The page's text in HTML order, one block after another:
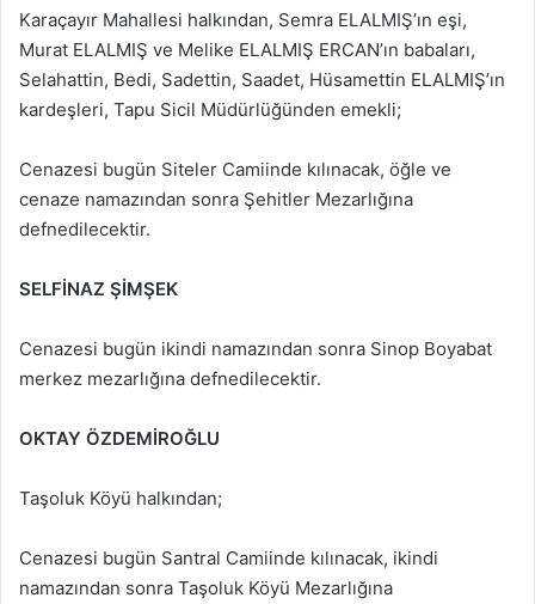
Karaçayır Mahallesi halkından, Semra ELALMIŞ’ın eşi,
Murat ELALMIŞ ve Melike ELALMIŞ ERCAN’ın babaları,
Selahattin, Bedi, Sadettin, Saadet, Hüsamettin ELALMIŞ’ın
kardeşleri, Tapu Sicil Müdürlüğünden emekli;
Cenazesi bugün Siteler Camiinde kılınacak, öğle ve
cenaze namazından sonra Şehitler Mezarlığına
defnedilecektir.
SELFİNAZ ŞİMŞEK
Cenazesi bugün ikindi namazından sonra Sinop Boyabat
merkez mezarlığına defnedilecektir.
OKTAY ÖZDEMİROĞLU
Taşoluk Köyü halkından;
Cenazesi bugün Santral Camiinde kılınacak, ikindi
namazından sonra Taşoluk Köyü Mezarlığına